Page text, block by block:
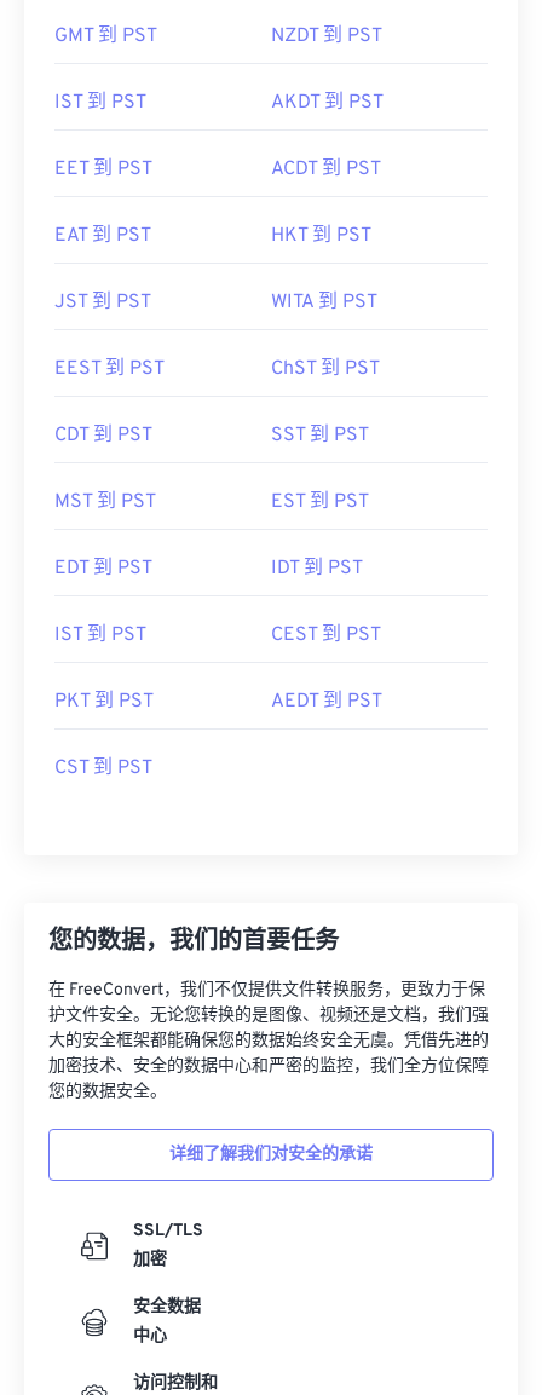
GMT 到 PST NZDT 到 PST
IST 到 PST AKDT 到 PST
EET 到 PST ACDT 到 PST
EAT 到 PST HKT 到 PST
JST 到 PST WITA 到 PST
EEST 到 PST ChST 到 PST
CDT 到 PST SST 到 PST
MST 到 PST EST 到 PST
EDT 到 PST IDT 到 PST
IST 到 PST CEST 到 PST
PKT 到 PST AEDT 到 PST
CST 到 PST
您的数据，我们的首要任务
在 FreeConvert，我们不仅提供文件转换服务，更致力于保
护文件安全。无论您转换的是图像、视频还是文档，我们强
大的安全框架都能确保您的数据始终安全无虞。凭借先进的
加密技术、安全的数据中心和严密的监控，我们全方位保障
您的数据安全。
详细了解我们对安全的承诺
SSL/TLS
加密
安全数据
中心
访问控制和